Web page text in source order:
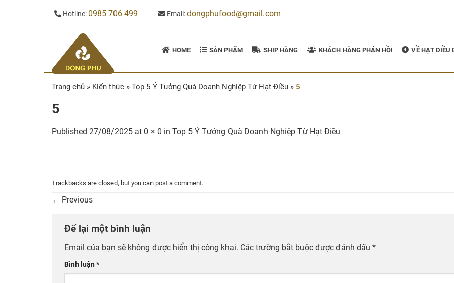
Hotline: 0985 706 499 Email:dongphufood@gmail.com
HOME SẢN PHẨM SHIP HÀNG KHÁCH HÀNG PHẢN HỒI VỀ HẠT ĐIỀU
Trang chủ » Kiến thức » Top 5 Ý Tưởng Quà Doanh Nghiệp Từ Hạt Điều » 5
5
Published 27/08/2025 at 0 × 0 in Top 5 Ý Tưởng Quà Doanh Nghiệp Từ Hạt Điều
Trackbacks are closed, but you can post a comment.
← Previous
Để lại một bình luận
Email của bạn sẽ không được hiển thị công khai. Các trường bắt buộc được đánh dấu *
Bình luận*